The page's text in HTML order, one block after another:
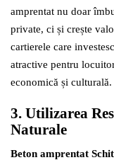
amprentat nu doar
private, ci și crește
cartierele care
atractive pentru
economică și culturală.
3. Utilizarea
Naturale
Beton amprentat